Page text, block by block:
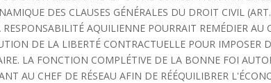
DES CLAUSES GÉNÉRALES DU DROIT CIVIL
AQUILIENNE POURRAIT REMÉDIER AU
DE LA LIBERTÉ CONTRACTUELLE POUR IMPOSER
LA FONCTION COMPLÉTIVE DE LA BONNE FOI
AU CHEF DE RÉSEAU AFIN DE RÉÉQUILIBRER